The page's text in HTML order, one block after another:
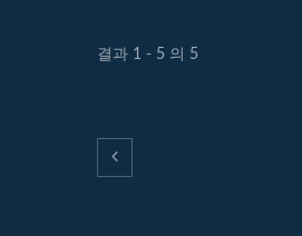
결과 1 - 5 의 5